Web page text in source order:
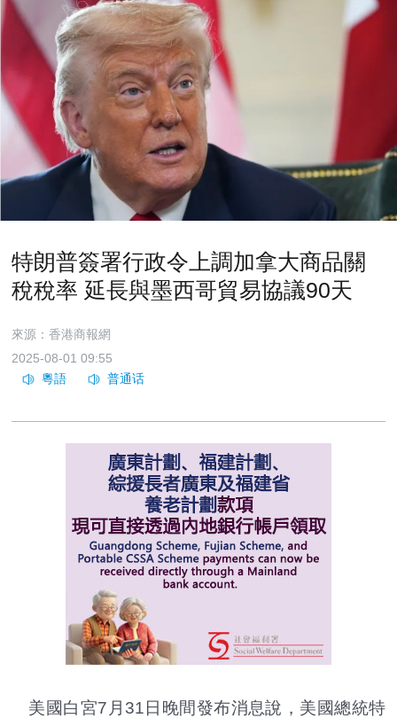
特朗普簽署行政令上調加拿大商品關
稅稅率 延長與墨西哥貿易協議90天
來源：香港商報網
2025-08-01 09:55
美國白宮7月31日晚間發布消息說，美國總統特